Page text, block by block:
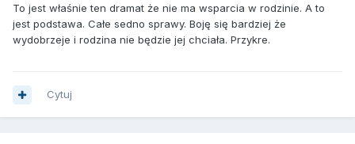
To jest właśnie ten dramat że nie ma wsparcia w rodzinie. A to
jest podstawa. Całe sedno sprawy. Boję się bardziej że
wydobrzeje i rodzina nie będzie jej chciała. Przykre.
Cytuj